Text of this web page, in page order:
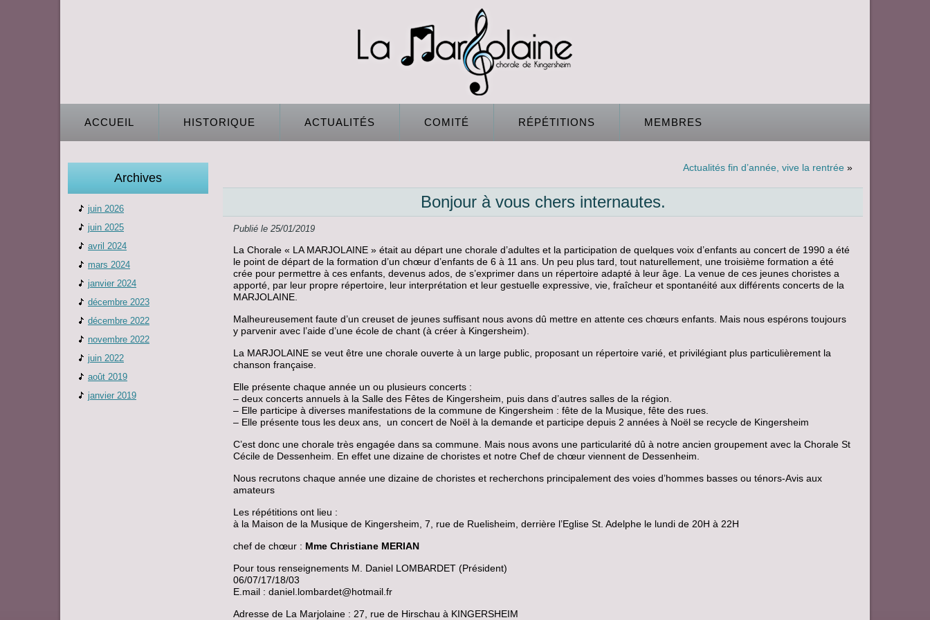
ACCUEIL HISTORIQUE ACTUALITÉS COMITÉ RÉPÉTITIONS MEMBRES
Archives
juin 2026
juin 2025
avril 2024
mars 2024
janvier 2024
décembre 2023
décembre 2022
novembre 2022
juin 2022
août 2019
janvier 2019
Actualités fin d’année, vive la rentrée »
Bonjour à vous chers internautes.
Publié le 25/01/2019
La Chorale « LA MARJOLAINE » était au départ une chorale d’adultes et la participation de quelques voix d’enfants au concert de 1990 a été
le point de départ de la formation d’un chœur d’enfants de 6 à 11 ans. Un peu plus tard, tout naturellement, une troisième formation a été
crée pour permettre à ces enfants, devenus ados, de s’exprimer dans un répertoire adapté à leur âge. La venue de ces jeunes choristes a
apporté, par leur propre répertoire, leur interprétation et leur gestuelle expressive, vie, fraîcheur et spontanéité aux différents concerts de la
MARJOLAINE.
Malheureusement faute d’un creuset de jeunes suffisant nous avons dû mettre en attente ces chœurs enfants. Mais nous espérons toujours
y parvenir avec l’aide d’une école de chant (à créer à Kingersheim).
La MARJOLAINE se veut être une chorale ouverte à un large public, proposant un répertoire varié, et privilégiant plus particulièrement la
chanson française.
Elle présente chaque année un ou plusieurs concerts :
– deux concerts annuels à la Salle des Fêtes de Kingersheim, puis dans d’autres salles de la région.
– Elle participe à diverses manifestations de la commune de Kingersheim : fête de la Musique, fête des rues.
– Elle présente tous les deux ans, un concert de Noël à la demande et participe depuis 2 années à Noël se recycle de Kingersheim
C’est donc une chorale très engagée dans sa commune. Mais nous avons une particularité dû à notre ancien groupement avec la Chorale St
Cécile de Dessenheim. En effet une dizaine de choristes et notre Chef de chœur viennent de Dessenheim.
Nous recrutons chaque année une dizaine de choristes et recherchons principalement des voies d’hommes basses ou ténors-Avis aux
amateurs
Les répétitions ont lieu :
à la Maison de la Musique de Kingersheim, 7, rue de Ruelisheim, derrière l’Eglise St. Adelphe le lundi de 20H à 22H
chef de chœur : Mme Christiane MERIAN
Pour tous renseignements M. Daniel LOMBARDET (Président)
06/07/17/18/03
E.mail : daniel.lombardet@hotmail.fr
Adresse de La Marjolaine : 27, rue de Hirschau à KINGERSHEIM